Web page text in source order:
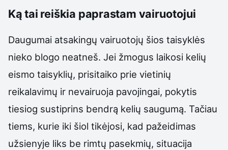
Ką tai reiškia paprastam vairuotojui
Daugumai atsakingų vairuotojų šios taisyklės
nieko blogo neatneš. Jei žmogus laikosi kelių
eismo taisyklių, prisitaiko prie vietinių
reikalavimų ir nevairuoja pavojingai, pokytis
tiesiog sustiprins bendrą kelių saugumą. Tačiau
tiems, kurie iki šiol tikėjosi, kad pažeidimas
užsienyje liks be rimtų pasekmių, situacija